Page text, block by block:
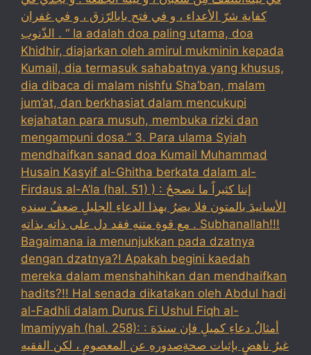
كفاية شرّ الأعداء ، و في فتح بابالرّزق ، و في غفران
الذّنوب . “ Ia adalah doa paling utama, doa
Khidhir, diajarkan oleh amirul mukminin kepada
Kumail, dia termasuk sahabatnya yang khusus,
dia dibaca di malam nishfu Sha’ban, malam
jum’at, dan berkhasiat dalam mencukupi
kejahatan para musuh, membuka rizki dan
mengampuni dosa.” 3. Para ulama Syiah
mendhaifkan sanad doa Kumail Muhammad
Husain Kasyif al-Ghitha berkata dalam al-
Firdaus al-A’la (hal. 51) ) : إننا كثيراً ما نصححُ
الأسانيدَ بالمتون فلا يضرُ بهذا الدعاءِ الجليلِ ضعفُ سندهِ
مع قوةِ متنهِ فقد دل على ذاته بذاتهِ . Subhanallah!!!
Bagaimana ia menunjukkan pada dzatnya
dengan dzatnya?! Apakah begini kaedah
mereka dalam menshahihkan dan mendhaifkan
hadits?!! Hal senada dikatakan oleh Abdul hadi
al-Fadhli dalam Durus Fi Ushul Fiqh al-
Imamiyyah (hal. 258): : أمثالُ دعاءِ كميلِ فإن سندَهَ
غيرُ ناهضٍ بإثبات صحةِصدورهِ عن المعصومِ ، لكن الفقيه